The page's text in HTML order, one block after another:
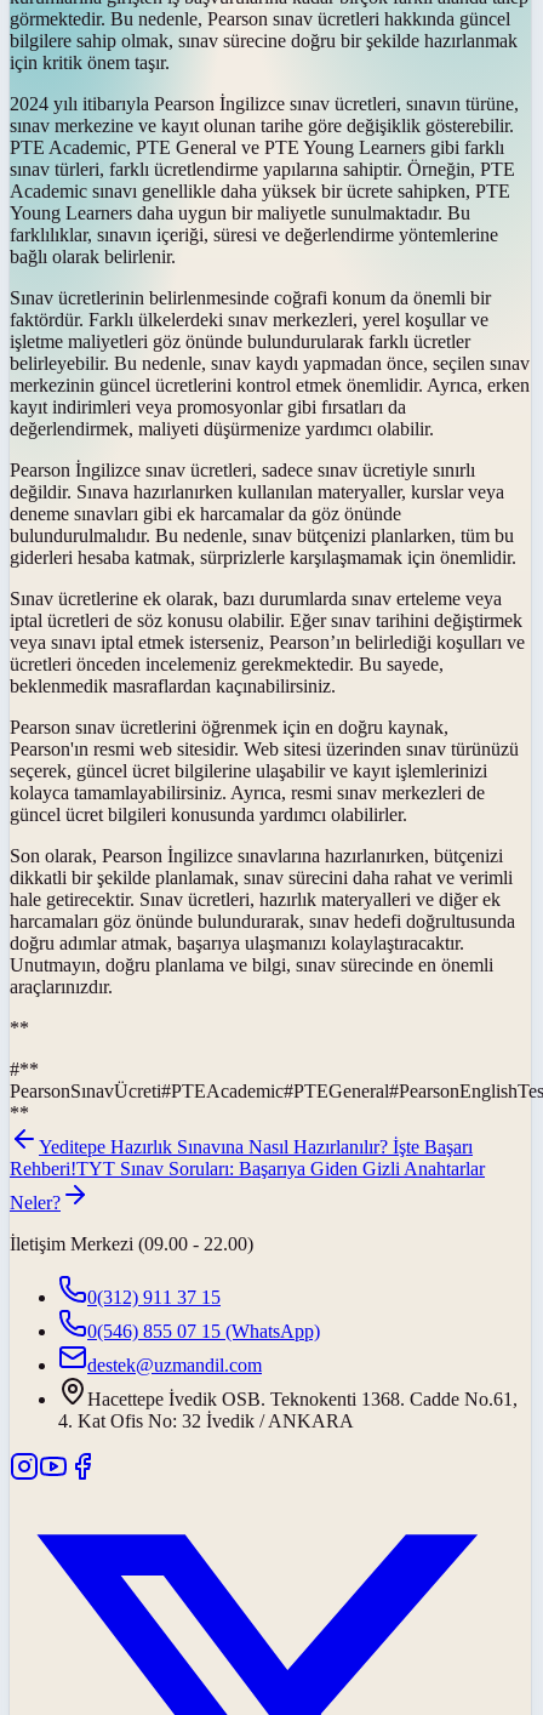
görmektedir. Bu nedenle, Pearson sınav ücretleri hakkında güncel
bilgilere sahip olmak, sınav sürecine doğru bir şekilde hazırlanmak
için kritik önem taşır.
2024 yılı itibarıyla Pearson İngilizce sınav ücretleri, sınavın türüne,
sınav merkezine ve kayıt olunan tarihe göre değişiklik gösterebilir.
PTE Academic, PTE General ve PTE Young Learners gibi farklı
sınav türleri, farklı ücretlendirme yapılarına sahiptir. Örneğin, PTE
Academic sınavı genellikle daha yüksek bir ücrete sahipken, PTE
Young Learners daha uygun bir maliyetle sunulmaktadır. Bu
farklılıklar, sınavın içeriği, süresi ve değerlendirme yöntemlerine
bağlı olarak belirlenir.
Sınav ücretlerinin belirlenmesinde coğrafi konum da önemli bir
faktördür. Farklı ülkelerdeki sınav merkezleri, yerel koşullar ve
işletme maliyetleri göz önünde bulundurularak farklı ücretler
belirleyebilir. Bu nedenle, sınav kaydı yapmadan önce, seçilen sınav
merkezinin güncel ücretlerini kontrol etmek önemlidir. Ayrıca, erken
kayıt indirimleri veya promosyonlar gibi fırsatları da
değerlendirmek, maliyeti düşürmenize yardımcı olabilir.
Pearson İngilizce sınav ücretleri, sadece sınav ücretiyle sınırlı
değildir. Sınava hazırlanırken kullanılan materyaller, kurslar veya
deneme sınavları gibi ek harcamalar da göz önünde
bulundurulmalıdır. Bu nedenle, sınav bütçenizi planlarken, tüm bu
giderleri hesaba katmak, sürprizlerle karşılaşmamak için önemlidir.
Sınav ücretlerine ek olarak, bazı durumlarda sınav erteleme veya
iptal ücretleri de söz konusu olabilir. Eğer sınav tarihini değiştirmek
veya sınavı iptal etmek isterseniz, Pearson’ın belirlediği koşulları ve
ücretleri önceden incelemeniz gerekmektedir. Bu sayede,
beklenmedik masraflardan kaçınabilirsiniz.
Pearson sınav ücretlerini öğrenmek için en doğru kaynak,
Pearson'ın resmi web sitesidir. Web sitesi üzerinden sınav türünüzü
seçerek, güncel ücret bilgilerine ulaşabilir ve kayıt işlemlerinizi
kolayca tamamlayabilirsiniz. Ayrıca, resmi sınav merkezleri de
güncel ücret bilgileri konusunda yardımcı olabilirler.
Son olarak, Pearson İngilizce sınavlarına hazırlanırken, bütçenizi
dikkatli bir şekilde planlamak, sınav sürecini daha rahat ve verimli
hale getirecektir. Sınav ücretleri, hazırlık materyalleri ve diğer ek
harcamaları göz önünde bulundurarak, sınav hedefi doğrultusunda
doğru adımlar atmak, başarıya ulaşmanızı kolaylaştıracaktır.
Unutmayın, doğru planlama ve bilgi, sınav sürecinde en önemli
araçlarınızdır.
**
#**
PearsonSınavÜcreti#PTEAcademic#PTEGeneral#
**
Yeditepe Hazırlık Sınavına Nasıl Hazırlanılır? İşte Başarı
Rehberi!TYT Sınav Soruları: Başarıya Giden Gizli Anahtarlar
Neler?
İletişim Merkezi (09.00 - 22.00)
0(312) 911 37 15
0(546) 855 07 15 (WhatsApp)
destek@uzmandil.com
Hacettepe İvedik OSB. Teknokenti 1368. Cadde No.61,
4. Kat Ofis No: 32 İvedik / ANKARA